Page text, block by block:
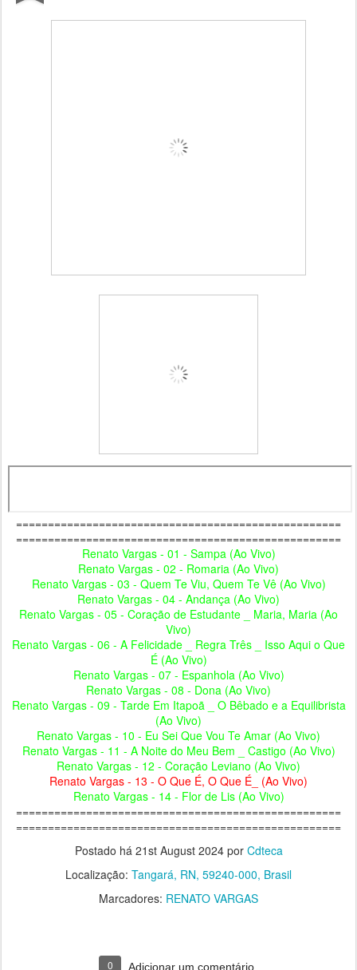
===================================================
===================================================
Renato Vargas - 01 - Sampa (Ao Vivo)
Renato Vargas - 02 - Romaria (Ao Vivo)
Renato Vargas - 03 - Quem Te Viu, Quem Te Vê (Ao Vivo)
Renato Vargas - 04 - Andança (Ao Vivo)
Renato Vargas - 05 - Coração de Estudante _ Maria, Maria (Ao
Vivo)
Renato Vargas - 06 - A Felicidade _ Regra Três _ Isso Aqui o Que
É (Ao Vivo)
Renato Vargas - 07 - Espanhola (Ao Vivo)
Renato Vargas - 08 - Dona (Ao Vivo)
Renato Vargas - 09 - Tarde Em Itapoã _ O Bêbado e a Equilibrista
(Ao Vivo)
Renato Vargas - 10 - Eu Sei Que Vou Te Amar (Ao Vivo)
Renato Vargas - 11 - A Noite do Meu Bem _ Castigo (Ao Vivo)
Renato Vargas - 12 - Coração Leviano (Ao Vivo)
Renato Vargas - 13 - O Que É, O Que É_ (Ao Vivo)
Renato Vargas - 14 - Flor de Lis (Ao Vivo)
===================================================
===================================================
Postado há 21st August 2024por Cdteca
Localização: Tangará, RN, 59240-000, Brasil
Marcadores: RENATO VARGAS
0 Adicionar um comentário